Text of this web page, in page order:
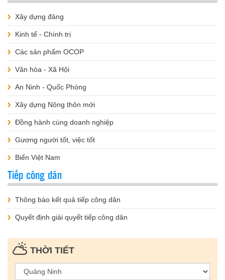
Xây dựng đảng
Kinh tế - Chính trị
Các sản phẩm OCOP
Văn hóa - Xã Hội
An Ninh - Quốc Phòng
Xây dựng Nông thôn mới
Đồng hành cùng doanh nghiệp
Gương người tốt, việc tốt
Biển Việt Nam
Tiếp công dân
Thông báo kết quả tiếp công dân
Quyết định giải quyết tiếp công dân
THỜI TIẾT